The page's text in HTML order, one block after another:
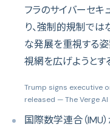
フラのサイバーセキ
り、強制的規制では
な発展を重視する
視網を広げようとす
Trump signs executive
released — The Verge AI
国際数学連合（IMU